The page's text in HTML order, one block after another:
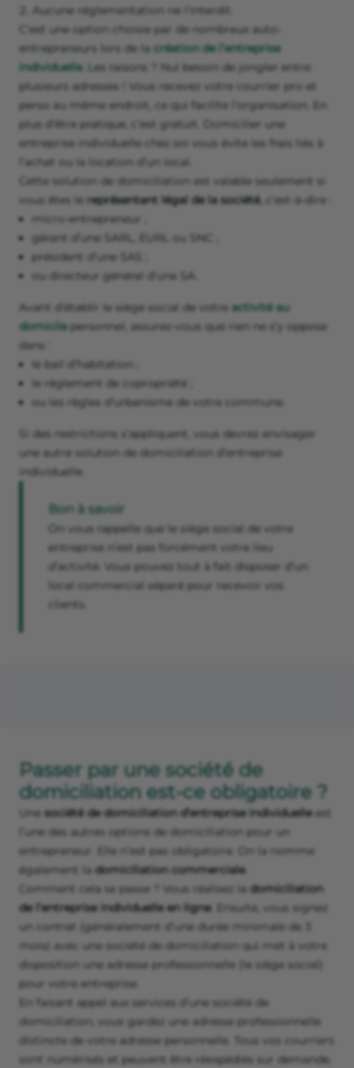
Aucune réglementation ne l'interdit.
C’est une option choisie par de nombreux auto-
entrepreneurs lors de la création de l’entreprise
individuelle. Les raisons ? Nul besoin de jongler entre
plusieurs adresses ! Vous recevez votre courrier pro et
perso au même endroit, ce qui facilite l’organisation. En
plus d’être pratique, c’est gratuit. Domicilier une
entreprise individuelle chez soi vous évite les frais liés à
l’achat ou la location d’un local.
Cette solution de domiciliation est valable seulement si
vous êtes le représentant légal de la société, c’est-à-dire :
micro-entrepreneur ;
gérant d’une SARL, EURL ou SNC ;
président d’une SAS ;
ou directeur général d’une SA.
Avant d’établir le siège social de votre activité au
domicilepersonnel, assurez-vous que rien ne s’y oppose
dans :
le bail d’habitation ;
le règlement de copropriété ;
ou les règles d’urbanisme de votre commune.
Si des restrictions s’appliquent, vous devrez envisager
une autre solution de domiciliation d’entreprise
individuelle.
Bon à savoir
On vous rappelle que le siège social de votre
entreprise n’est pas forcément votre lieu
d’activité. Vous pouvez tout à fait disposer d’un
local commercial séparé pour recevoir vos
clients.
Passer par une société de
domiciliation est-ce obligatoire ?
Une société de domiciliation d’entreprise individuelleest
l’une des autres options de domiciliation pour un
entrepreneur. Elle n’est pas obligatoire. On la nomme
également la domiciliation commerciale.
Comment cela se passe ? Vous réalisez la domiciliation
de l’entreprise individuelle en ligne. Ensuite, vous signez
un contrat (généralement d’une durée minimale de 3
mois) avec une société de domiciliation qui met à votre
disposition une adresse professionnelle (le siège social)
pour votre entreprise.
En faisant appel aux services d’une société de
domiciliation, vous gardez une adresse professionnelle
distincte de votre adresse personnelle. Tous vos courriers
sont numérisés et peuvent être réexpédiés sur demande.